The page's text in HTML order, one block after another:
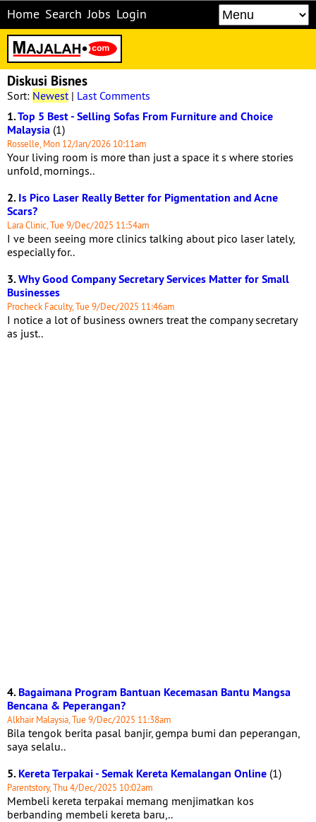
Home Search Jobs Login
Diskusi Bisnes
Sort: Newest| Last Comments
1.Top 5 Best - Selling Sofas From Furniture and Choice
Malaysia (1)
Rosselle, Mon 12/Jan/2026 10:11am
Your living room is more than just a space it s where stories
unfold, mornings..
2.Is Pico Laser Really Better for Pigmentation and Acne
Scars?
Lara Clinic, Tue 9/Dec/2025 11:54am
I ve been seeing more clinics talking about pico laser lately,
especially for..
3.Why Good Company Secretary Services Matter for Small
Businesses
Procheck Faculty, Tue 9/Dec/2025 11:46am
I notice a lot of business owners treat the company secretary
as just..
4.Bagaimana Program Bantuan Kecemasan Bantu Mangsa
Bencana & Peperangan?
Alkhair Malaysia, Tue 9/Dec/2025 11:38am
Bila tengok berita pasal banjir, gempa bumi dan peperangan,
saya selalu..
5.Kereta Terpakai - Semak Kereta Kemalangan Online (1)
Parentstory, Thu 4/Dec/2025 10:02am
Membeli kereta terpakai memang menjimatkan kos
berbanding membeli kereta baru,..